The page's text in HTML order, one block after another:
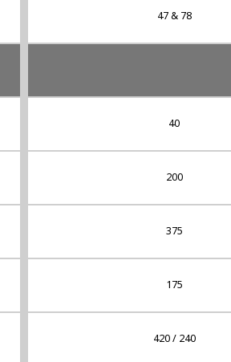
47 & 78
40
200
375
175
420 / 240